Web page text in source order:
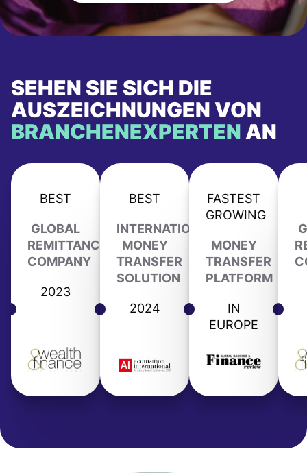
SEHEN SIE SICH DIE
AUSZEICHNUNGEN VON
BRANCHENEXPERTEN AN
BEST
GLOBAL
REMITTANCE
COMPANY
2023
BEST
INTERNATIONAL
MONEY
TRANSFER
SOLUTION
2024
FASTEST
GROWING
MONEY
TRANSFER
PLATFORM
IN
EUROPE